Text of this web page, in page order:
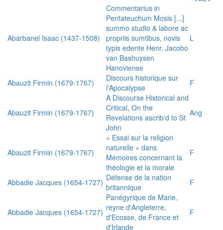
Abarbanel Isaac (1437-1508)
Commentarius in
Pentateuchum Mosis [...]
summo studio & labore ac
propriis sumtibus, novis
typis edente Henr. Jacobo
van Bashuysen
Hanoviense
L
Abauzit Firmin (1679-1767)
Discours historique sur
l'Apocalypse
F
Abauzit Firmin (1679-1767)
A Discourse Historical and
Critical, On the
Revelations ascrib'd to St
John
Ang
Abauzit Firmin (1679-1767)
« Essai sur la religion
naturelle » dans
Mémoires concernant la
théologie et la morale
F
Abbadie Jacques (1654-1727) Défense de la nation
britannique
F
Abbadie Jacques (1654-1727)
Panégyrique de Marie,
reyne d'Angleterre,
d'Ecosse, de France et
d'Irlande
F